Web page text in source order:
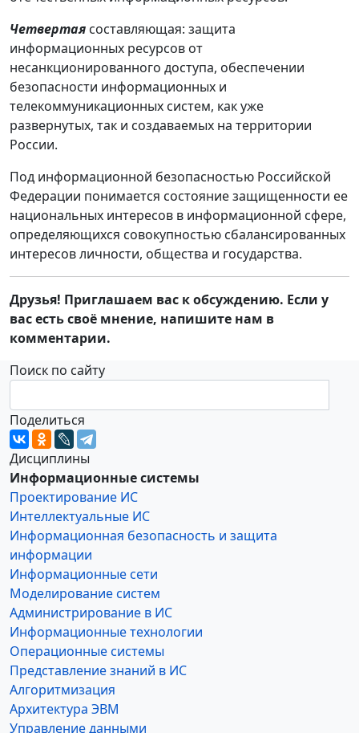
Четвертая составляющая: защита
информационных pecypсoв от
несанкционированного доступа, обеспечении
безопасности информационных и
телекоммуникационных систем, как уже
развернутых, так и создаваемых на территории
России.
Под информационной безопасностью Российской
Федерации понимается состояние защищенности ее
национальных интересов в информационной сфере,
определяющихся совокупностью сбалансированных
интересов личности, общества и государства.
Друзья! Приглашаем вас к обсуждению. Если у
вас есть своё мнение, напишите нам в
комментарии.
Поиск по сайту
Поделиться
Дисциплины
Информационные системы
Проектирование ИС
Интеллектуальные ИС
Информационная безопасность и защита
информации
Информационные сети
Моделирование систем
Администрирование в ИС
Информационные технологии
Операционные системы
Представление знаний в ИС
Алгоритмизация
Архитектура ЭВМ
Управление данными